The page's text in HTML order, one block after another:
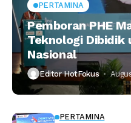
PERTAMINA
Pemboran PHE
Teknologi Dibidik
Nasional
Editor HotFokus
PERTAMINA